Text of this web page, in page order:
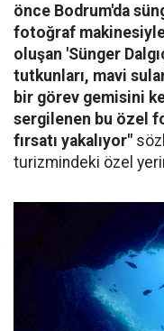
önce Bodrum'da
fotoğraf
oluşan 'Sünger
tutkunları, mavi
bir görev gemisini
sergilenen bu özel
fırsatı yakalıyor"
turizmindeki özel